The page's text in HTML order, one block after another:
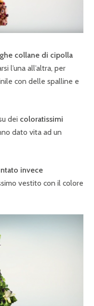
collane di cipolla
l’una all’altra, per
con delle spalline e
dei coloratissimi
dato vita ad un
invece
vestito con il colore